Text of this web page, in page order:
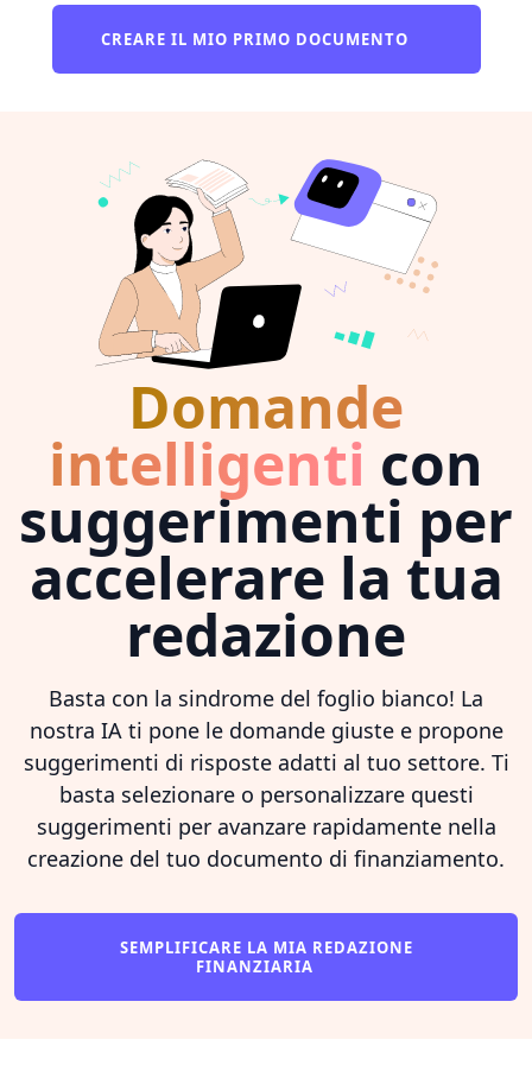
CREARE IL MIO PRIMO DOCUMENTO
Domande
intelligenti con
suggerimenti per
accelerare la tua
redazione
Basta con la sindrome del foglio bianco! La
nostra IA ti pone le domande giuste e propone
suggerimenti di risposte adatti al tuo settore. Ti
basta selezionare o personalizzare questi
suggerimenti per avanzare rapidamente nella
creazione del tuo documento di finanziamento.
SEMPLIFICARE LA MIA REDAZIONE
FINANZIARIA